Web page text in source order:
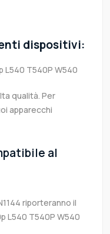
dispositivi:
L540 T540P W540
qualità. Per
apparecchi
al
riporteranno il
L540 T540P W540